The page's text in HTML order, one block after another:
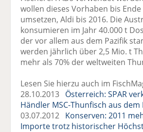
wollen dieses Vorhaben bis Ende
umsetzen, Aldi bis 2016. Die
konsumieren im Jahr 40.000 t
der vor allem aus dem Pazifik
werden jährlich über 2,5 Mio. t
mehr als 70% der weltweiten
Lesen Sie hierzu auch im
28.10.2013 Österreich: SPAR
Händler MSC-Thunfisch aus dem
03.07.2012 Konserven: 2011
Importe trotz historischer